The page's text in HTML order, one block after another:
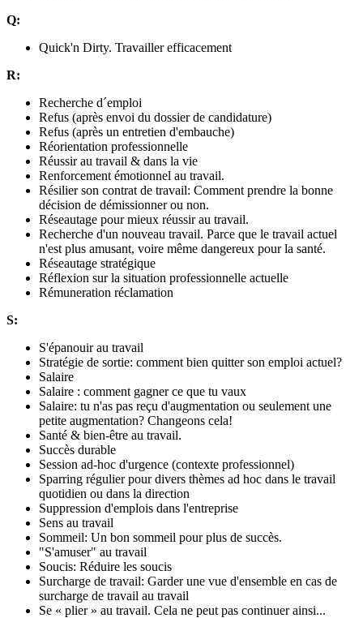
Q:
Quick'n Dirty. Travailler efficacement
R:
Recherche d´emploi
Refus (après envoi du dossier de candidature)
Refus (après un entretien d'embauche)
Réorientation professionnelle
Réussir au travail & dans la vie
Renforcement émotionnel au travail.
Résilier son contrat de travail: Comment prendre la bonne
décision de démissionner ou non.
Réseautage pour mieux réussir au travail.
Recherche d'un nouveau travail. Parce que le travail actuel
n'est plus amusant, voire même dangereux pour la santé.
Réseautage stratégique
Réflexion sur la situation professionnelle actuelle
Rémuneration réclamation
S:
S'épanouir au travail
Stratégie de sortie: comment bien quitter son emploi actuel?
Salaire
Salaire : comment gagner ce que tu vaux
Salaire: tu n'as pas reçu d'augmentation ou seulement une
petite augmentation? Changeons cela!
Santé & bien-être au travail.
Succès durable
Session ad-hoc d'urgence (contexte professionnel)
Sparring régulier pour divers thèmes ad hoc dans le travail
quotidien ou dans la direction
Suppression d'emplois dans l'entreprise
Sens au travail
Sommeil: Un bon sommeil pour plus de succès.
"S'amuser" au travail
Soucis: Réduire les soucis
Surcharge de travail: Garder une vue d'ensemble en cas de
surcharge de travail au travail
Se « plier » au travail. Cela ne peut pas continuer ainsi...